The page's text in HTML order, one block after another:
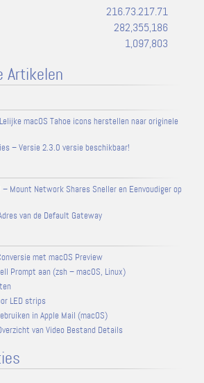
216.73.217.71
282,355,186
1,097,803
Artikelen
macOS Tahoe icons herstellen naar originele
– Versie 2.3.0 versie beschikbaar!
– Mount Network Shares Sneller en Eenvoudiger op
van de Default Gateway
met macOS Preview
Prompt aan (zsh – macOS, Linux)
LED strips
in Apple Mail (macOS)
van Video Bestand Details